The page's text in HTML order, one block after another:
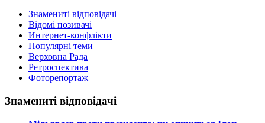
Знамениті відповідачі
Відомі позивачі
Интернет-конфлікти
Популярні теми
Верховна Рада
Ретроспектива
Фоторепортаж
Знамениті відповідачі